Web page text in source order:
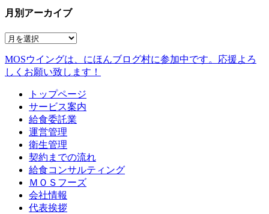
月別アーカイブ
MOSウイングは、にほんブログ村に参加中です。 応援よろ
しくお願い致します！
トップページ
サービス案内
給食委託業
運営管理
衛生管理
契約までの流れ
給食コンサルティング
ＭＯＳフーズ
会社情報
代表挨拶